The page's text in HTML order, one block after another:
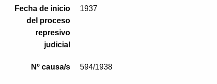
Fecha de inicio
del proceso
represivo
judicial
1937
Nº causa/s 594/1938